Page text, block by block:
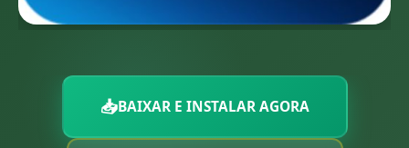
📥BAIXAR E INSTALAR AGORA